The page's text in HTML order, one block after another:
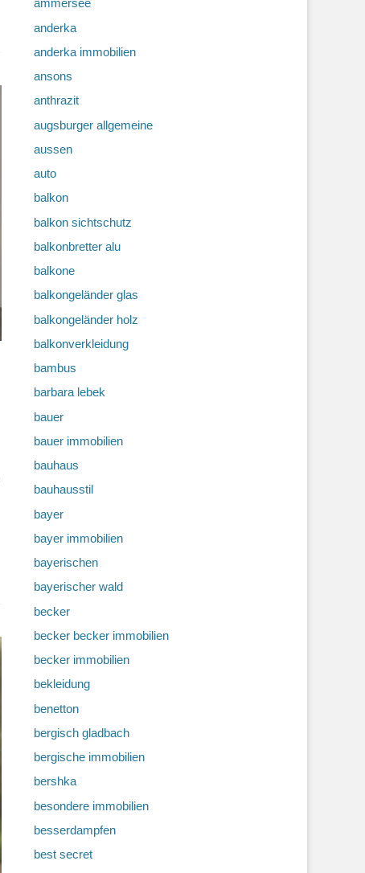
ammersee
anderka
anderka immobilien
ansons
anthrazit
augsburger allgemeine
aussen
auto
balkon
balkon sichtschutz
balkonbretter alu
balkone
balkongeländer glas
balkongeländer holz
balkonverkleidung
bambus
barbara lebek
bauer
bauer immobilien
bauhaus
bauhausstil
bayer
bayer immobilien
bayerischen
bayerischer wald
becker
becker becker immobilien
becker immobilien
bekleidung
benetton
bergisch gladbach
bergische immobilien
bershka
besondere immobilien
besserdampfen
best secret